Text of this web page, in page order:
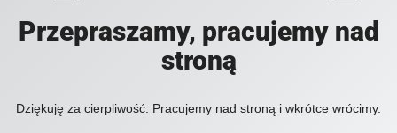
Przepraszamy, pracujemy nad
stroną
Dziękuję za cierpliwość. Pracujemy nad stroną i wkrótce wrócimy.